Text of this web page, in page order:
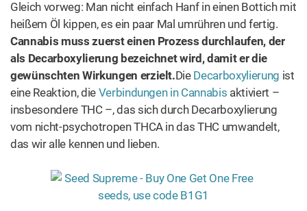
Gleich vorweg: Man nicht einfach Hanf in einen Bottich mit
heißem Öl kippen, es ein paar Mal umrühren und fertig.
Cannabis muss zuerst einen Prozess durchlaufen, der
als Decarboxylierung bezeichnet wird, damit er die
gewünschten Wirkungen erzielt.Die Decarboxylierung ist
eine Reaktion, die Verbindungen in Cannabis aktiviert –
insbesondere THC –, das sich durch Decarboxylierung
vom nicht-psychotropen THCA in das THC umwandelt,
das wir alle kennen und lieben.